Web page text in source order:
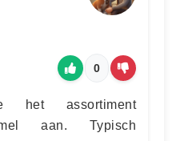
0
het assortiment
aan. Typisch